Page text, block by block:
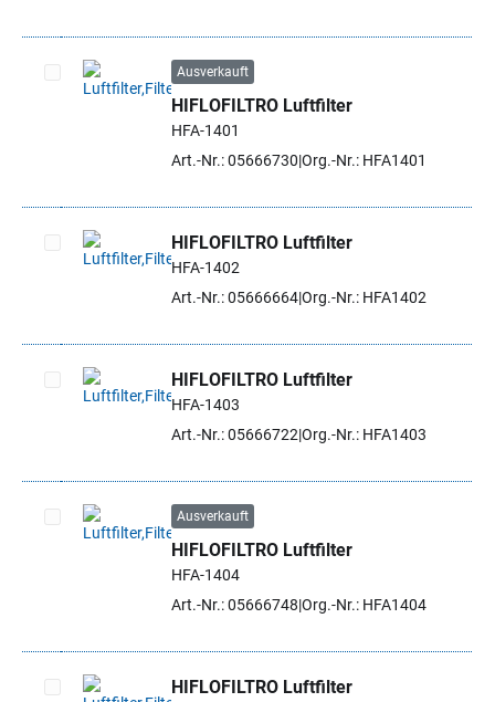
Artikel auswählen
Ausverkauft
HIFLOFILTRO Luftfilter
HFA-1401
Art.-Nr.: 05666730 Org.-Nr.: HFA1401
Artikel auswählen
HIFLOFILTRO Luftfilter
HFA-1402
Art.-Nr.: 05666664Org.-Nr.: HFA1402
Artikel auswählen
HIFLOFILTRO Luftfilter
HFA-1403
Art.-Nr.: 05666722 Org.-Nr.: HFA1403
Artikel auswählen
Ausverkauft
HIFLOFILTRO Luftfilter
HFA-1404
Art.-Nr.: 05666748 Org.-Nr.: HFA1404
HIFLOFILTRO Luftfilter